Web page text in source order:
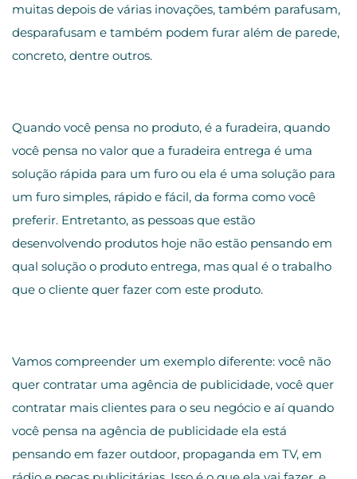
muitas depois de várias inovações, também parafusam,
desparafusam e também podem furar além de parede,
concreto, dentre outros.
Quando você pensa no produto, é a furadeira, quando
você pensa no valor que a furadeira entrega é uma
solução rápida para um furo ou ela é uma solução para
um furo simples, rápido e fácil, da forma como você
preferir. Entretanto, as pessoas que estão
desenvolvendo produtos hoje não estão pensando em
qual solução o produto entrega, mas qual é o trabalho
que o cliente quer fazer com este produto.
Vamos compreender um exemplo diferente: você não
quer contratar uma agência de publicidade, você quer
contratar mais clientes para o seu negócio e aí quando
você pensa na agência de publicidade ela está
pensando em fazer outdoor, propaganda em TV, em